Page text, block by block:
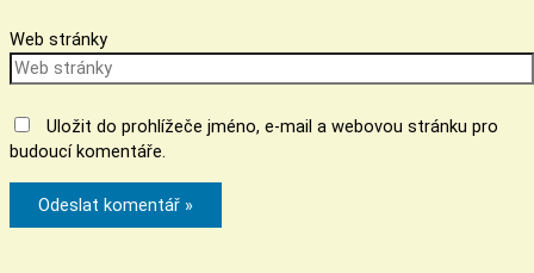
Web stránky
Uložit do prohlížeče jméno, e-mail a webovou stránku pro
budoucí komentáře.